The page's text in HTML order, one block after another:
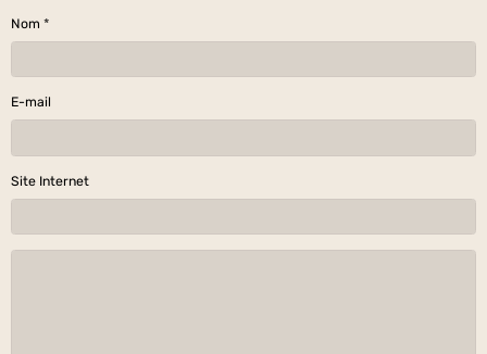
Nom
E-mail
Site Internet